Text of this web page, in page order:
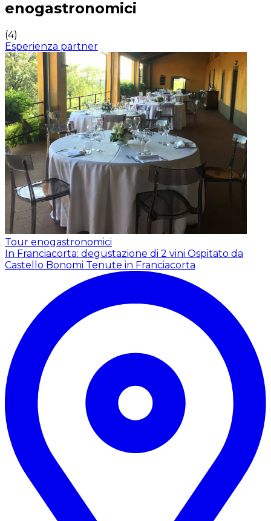
enogastronomici
(4)
Esperienza partner
Tour enogastronomici
In Franciacorta: degustazione di 2 vini Ospitato da
Castello Bonomi Tenute in Franciacorta